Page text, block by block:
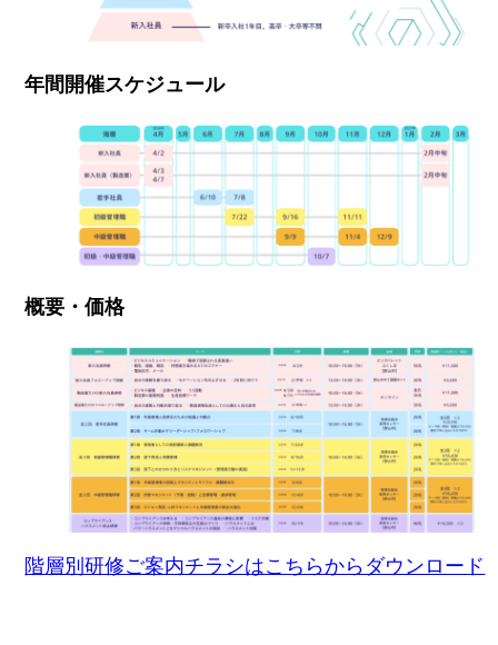
年間開催スケジュール
概要・価格
階層別研修ご案内チラシはこちらからダウンロード